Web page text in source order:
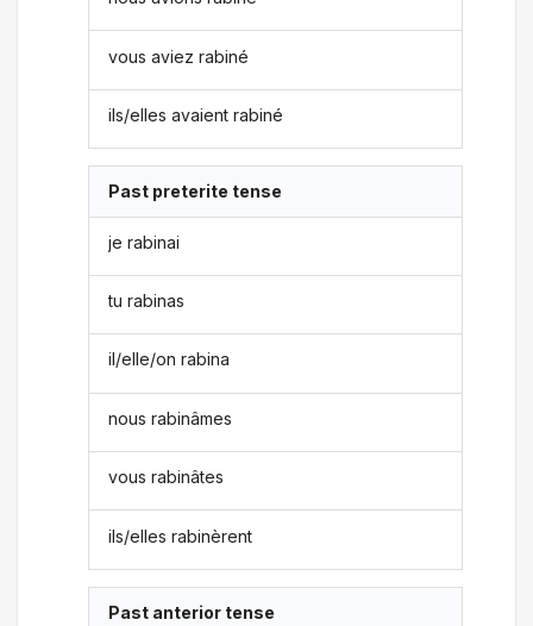
vous aviez rabiné
ils/elles avaient rabiné
Past preterite tense
je rabinai
tu rabinas
il/elle/on rabina
nous rabinâmes
vous rabinâtes
ils/elles rabinèrent
Past anterior tense